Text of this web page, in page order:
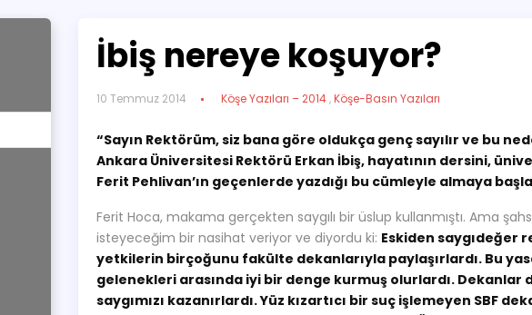
İbiş nereye koşuyor?
10 Temmuz 2014 Köşe Yazıları – 2014,Köşe-Basın Yazıları
“Sayın Rektörüm, siz bana göre oldukça genç sayılır ve bu
Ankara Üniversitesi Rektörü Erkan İbiş, hayatının dersini,
Ferit Pehlivan’ın geçenlerde yazdığı bu cümleyle almaya
Ferit Hoca, makama gerçekten saygılı bir üslup kullanmıştı. Ama
isteyeceğim bir nasihat veriyor ve diyordu ki: Eskiden saygıdeğer
yetkilerin birçoğunu fakülte dekanlarıyla paylaşırlardı. Bu
gelenekleri arasında iyi bir denge kurmuş olurlardı. Dekanlar
saygımızı kazanırlardı. Yüz kızartıcı bir suç işlemeyen SBF